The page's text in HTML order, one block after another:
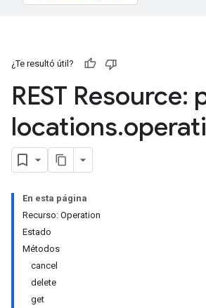
¿Te resultó útil?
REST Resource:
locations.
En esta página
Recurso: Operation
Estado
Métodos
cancel
delete
get